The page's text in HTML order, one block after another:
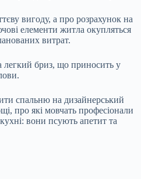
вигоду, а про розрахунок на
елементи житла окупляться
витрат.
легкий бриз, що приносить у
спальню на дизайнерський
про які мовчать професіонали
вони псують апетит та